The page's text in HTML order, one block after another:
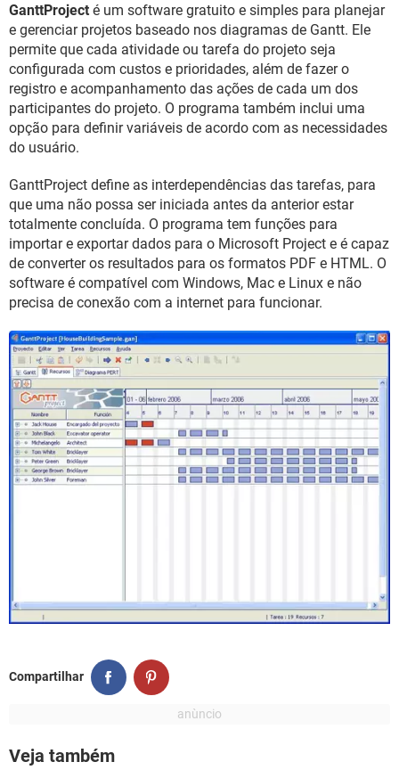
INSTAGRAM GMAIL
GUIA DE COMPRAS
GanttProject é um software gratuito e simples para planejar
e gerenciar projetos baseado nos diagramas de Gantt. Ele
permite que cada atividade ou tarefa do projeto seja
configurada com custos e prioridades, além de fazer o
registro e acompanhamento das ações de cada um dos
participantes do projeto. O programa também inclui uma
opção para definir variáveis de acordo com as necessidades
do usuário.
GanttProject define as interdependências das tarefas, para
que uma não possa ser iniciada antes da anterior estar
totalmente concluída. O programa tem funções para
importar e exportar dados para o Microsoft Project e é capaz
de converter os resultados para os formatos PDF e HTML. O
software é compatível com Windows, Mac e Linux e não
precisa de conexão com a internet para funcionar.
Compartilhar
Veja também